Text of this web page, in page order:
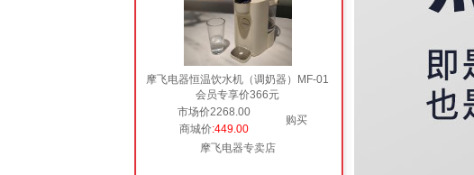
摩飞电器恒温饮水机（调奶器）MF-01
会员专享价366元
市场价2268.00
购买
商城价:449.00
摩飞电器专卖店